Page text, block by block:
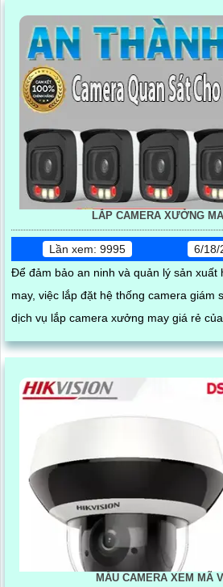
LẮP CAMERA XƯỞNG
Lần xem: 9995
6/18/
Để đảm bảo an ninh và quản lý sản xuất
may, việc lắp đặt hệ thống camera giám
dịch vụ lắp camera xưởng may giá rẻ
MẪU CAMERA XEM MÃ